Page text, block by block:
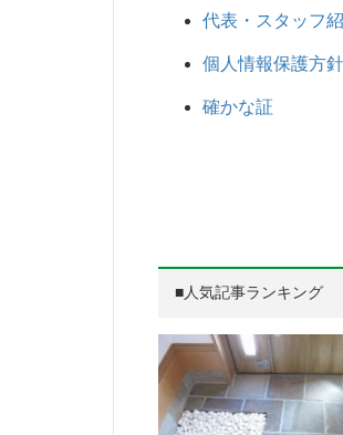
代表・スタッフ
個人情報保護方針
確かな証
■人気記事ランキング